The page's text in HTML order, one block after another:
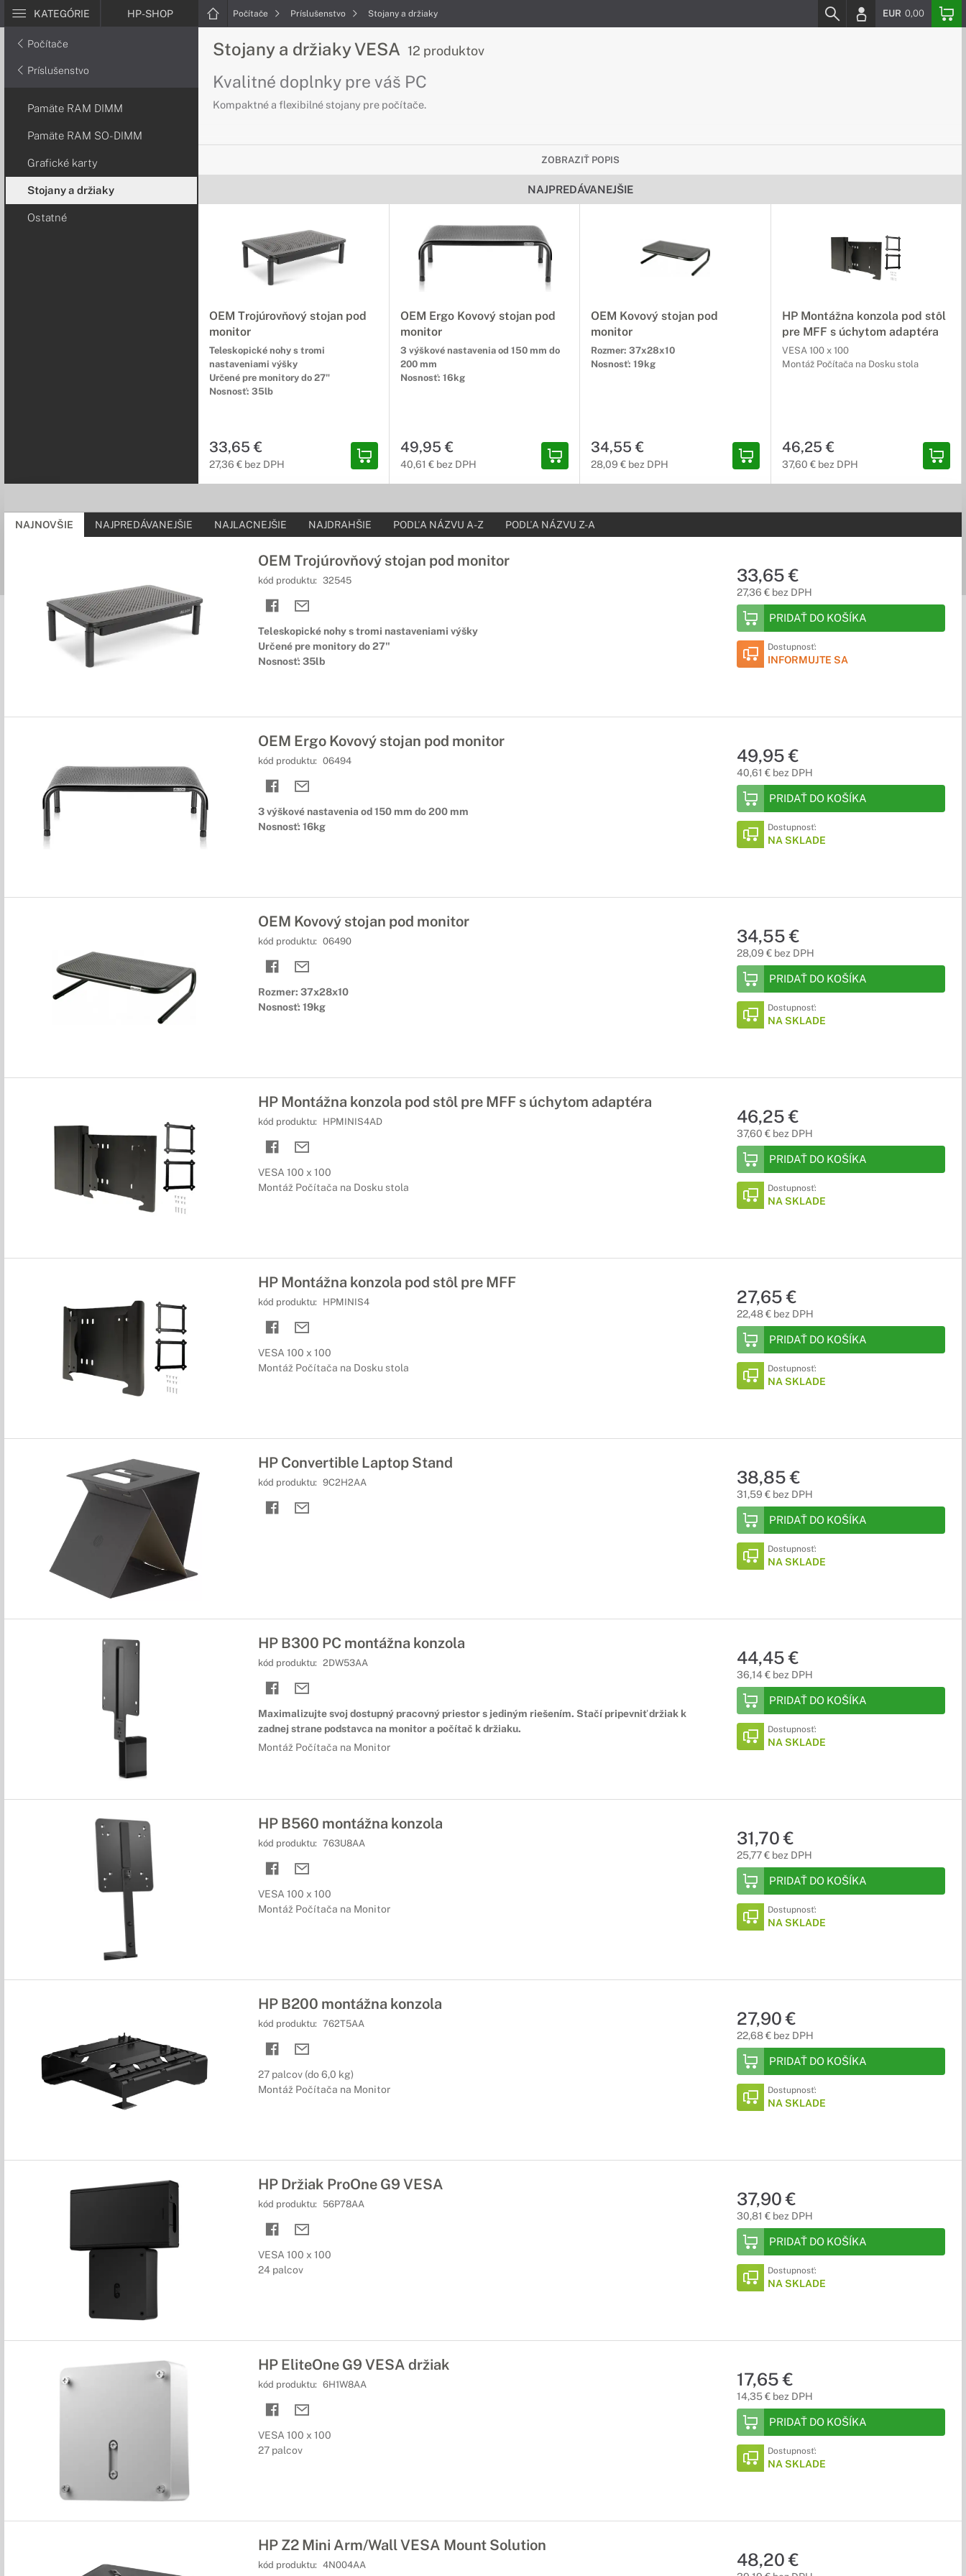
KATEGÓRIE HP-SHOP Počítače Príslušenstvo Stojany a držiaky EUR 0,00
Počítače
Príslušenstvo
Pamäte RAM DIMM
Pamäte RAM SO-DIMM
Grafické karty
Stojany a držiaky
Ostatné
Stojany a držiaky VESA 12 produktov
Kvalitné doplnky pre váš PC
Kompaktné a flexibilné stojany pre počítače.
ZOBRAZIŤ POPIS
NAJPREDÁVANEJŠIE
OEM Trojúrovňový stojan pod
monitor
Teleskopické nohy s tromi
nastaveniami výšky
Určené pre monitory do 27"
Nosnosť: 35lb
33,65 €
27,36 € bez DPH
OEM Ergo Kovový stojan pod
monitor
3 výškové nastavenia od 150 mm do
200 mm
Nosnosť: 16kg
49,95 €
40,61 € bez DPH
OEM Kovový stojan pod
monitor
Rozmer: 37x28x10
Nosnosť: 19kg
34,55 €
28,09 € bez DPH
HP Montážna konzola pod stôl
pre MFF s úchytom adaptéra
VESA 100 x 100
Montáž Počítača na Dosku stola
46,25 €
37,60 € bez DPH
NAJNOVŠIE NAJPREDÁVANEJŠIE NAJLACNEJŠIE NAJDRAHŠIE PODĽA NÁZVU A-Z PODĽA NÁZVU Z-A
OEM Trojúrovňový stojan pod monitor
kód produktu: 32545
Teleskopické nohy s tromi nastaveniami výšky
Určené pre monitory do 27"
Nosnosť: 35lb
33,65 €
27,36 € bez DPH
PRIDAŤ DO KOŠÍKA
Dostupnosť:
INFORMUJTE SA
OEM Ergo Kovový stojan pod monitor
kód produktu: 06494
3 výškové nastavenia od 150 mm do 200 mm
Nosnosť: 16kg
49,95 €
40,61 € bez DPH
PRIDAŤ DO KOŠÍKA
Dostupnosť:
NA SKLADE
OEM Kovový stojan pod monitor
kód produktu: 06490
Rozmer: 37x28x10
Nosnosť: 19kg
34,55 €
28,09 € bez DPH
PRIDAŤ DO KOŠÍKA
Dostupnosť:
NA SKLADE
HP Montážna konzola pod stôl pre MFF s úchytom adaptéra
kód produktu: HPMINIS4AD
VESA 100 x 100
Montáž Počítača na Dosku stola
46,25 €
37,60 € bez DPH
PRIDAŤ DO KOŠÍKA
Dostupnosť:
NA SKLADE
HP Montážna konzola pod stôl pre MFF
kód produktu: HPMINIS4
VESA 100 x 100
Montáž Počítača na Dosku stola
27,65 €
22,48 € bez DPH
PRIDAŤ DO KOŠÍKA
Dostupnosť:
NA SKLADE
HP Convertible Laptop Stand
kód produktu: 9C2H2AA 38,85 €
31,59 € bez DPH
PRIDAŤ DO KOŠÍKA
Dostupnosť:
NA SKLADE
HP B300 PC montážna konzola
kód produktu: 2DW53AA
Maximalizujte svoj dostupný pracovný priestor s jediným riešením. Stačí pripevniť držiak k
zadnej strane podstavca na monitor a počítač k držiaku.
Montáž Počítača na Monitor
44,45 €
36,14 € bez DPH
PRIDAŤ DO KOŠÍKA
Dostupnosť:
NA SKLADE
HP B560 montážna konzola
kód produktu: 763U8AA
VESA 100 x 100
Montáž Počítača na Monitor
31,70 €
25,77 € bez DPH
PRIDAŤ DO KOŠÍKA
Dostupnosť:
NA SKLADE
HP B200 montážna konzola
kód produktu: 762T5AA
27 palcov (do 6,0 kg)
Montáž Počítača na Monitor
27,90 €
22,68 € bez DPH
PRIDAŤ DO KOŠÍKA
Dostupnosť:
NA SKLADE
HP Držiak ProOne G9 VESA
kód produktu: 56P78AA
VESA 100 x 100
24 palcov
37,90 €
30,81 € bez DPH
PRIDAŤ DO KOŠÍKA
Dostupnosť:
NA SKLADE
HP EliteOne G9 VESA držiak
kód produktu: 6H1W8AA
VESA 100 x 100
27 palcov
17,65 €
14,35 € bez DPH
PRIDAŤ DO KOŠÍKA
Dostupnosť:
NA SKLADE
HP Z2 Mini Arm/Wall VESA Mount Solution
kód produktu: 4N004AA 48,20 €